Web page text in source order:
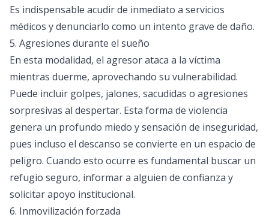
Es indispensable acudir de inmediato a servicios
médicos y denunciarlo como un intento grave de daño.
5. Agresiones durante el sueño
En esta modalidad, el agresor ataca a la víctima
mientras duerme, aprovechando su vulnerabilidad.
Puede incluir golpes, jalones, sacudidas o agresiones
sorpresivas al despertar. Esta forma de violencia
genera un profundo miedo y sensación de inseguridad,
pues incluso el descanso se convierte en un espacio de
peligro. Cuando esto ocurre es fundamental buscar un
refugio seguro, informar a alguien de confianza y
solicitar apoyo institucional.
6. Inmovilización forzada